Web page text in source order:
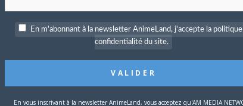
En m'abonnant à la newsletter AnimeLand, j'accepte la
confidentialité du site.
En vous inscrivant à la newsletter AnimeLand, vous acceptez qu'AM MEDIA